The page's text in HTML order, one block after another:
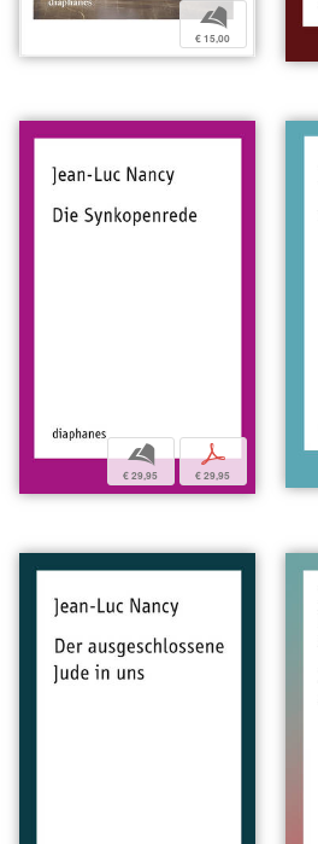
b
€ 15,00
b
€ 29,95
p
€ 29,95